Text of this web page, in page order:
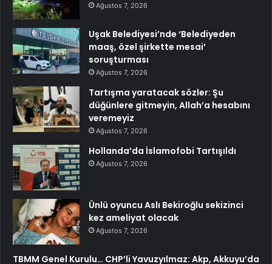
Ağustos 7, 2026
Uşak Belediyesi’nde ‘Belediyeden
maaş, özel şirkette mesai’
soruşturması
Ağustos 7, 2026
Tartışma yaratacak sözler: Şu
düğünlere gitmeyin, Allah’a hesabını
veremeyiz
Ağustos 7, 2026
Hollanda’da İslamofobi Tartışıldı
Ağustos 7, 2026
Ünlü oyuncu Aslı Bekiroğlu sekizinci
kez ameliyat olacak
Ağustos 7, 2026
TBMM Genel Kurulu… CHP’li Yavuzyılmaz: Akp, Akkuyu’da